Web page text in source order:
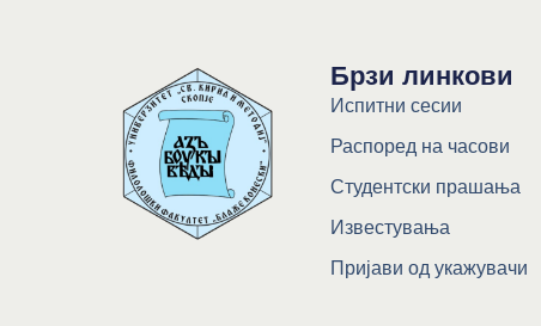
Брзи линкови
Испитни сесии
Распоред на часови
Студентски прашања
Известувања
Пријави од укажувачи